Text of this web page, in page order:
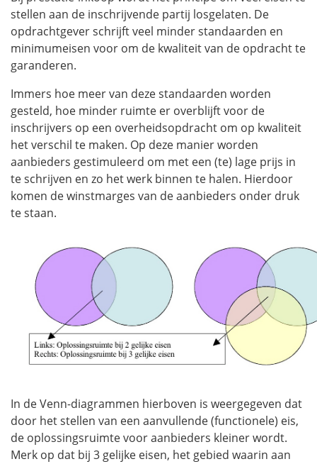
stellen aan de inschrijvende partij losgelaten. De
opdrachtgever schrijft veel minder standaarden en
minimumeisen voor om de kwaliteit van de opdracht te
garanderen.
Immers hoe meer van deze standaarden worden
gesteld, hoe minder ruimte er overblijft voor de
inschrijvers op een overheidsopdracht om op kwaliteit
het verschil te maken. Op deze manier worden
aanbieders gestimuleerd om met een (te) lage prijs in
te schrijven en zo het werk binnen te halen. Hierdoor
komen de winstmarges van de aanbieders onder druk
te staan.
In de Venn-diagrammen hierboven is weergegeven dat
door het stellen van een aanvullende (functionele) eis,
de oplossingsruimte voor aanbieders kleiner wordt.
Merk op dat bij 3 gelijke eisen, het gebied waarin aan